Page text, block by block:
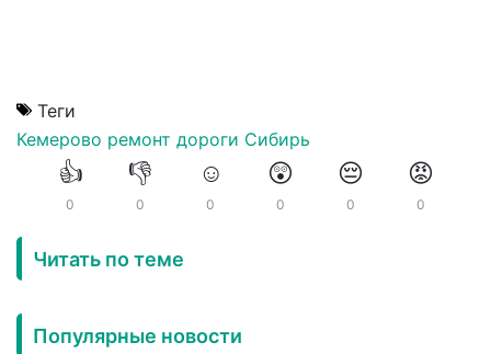
Теги
Кемерово ремонт дороги Сибирь
👍
0
👎
0
☺️
0
😲
0
😔
0
😡
0
Читать по теме
Популярные новости